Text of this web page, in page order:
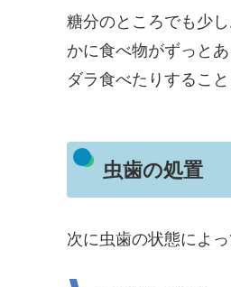
糖分のところでも少
かに食べ物がずっと
ダラ食べたりするこ
虫歯の処置
次に虫歯の状態によ